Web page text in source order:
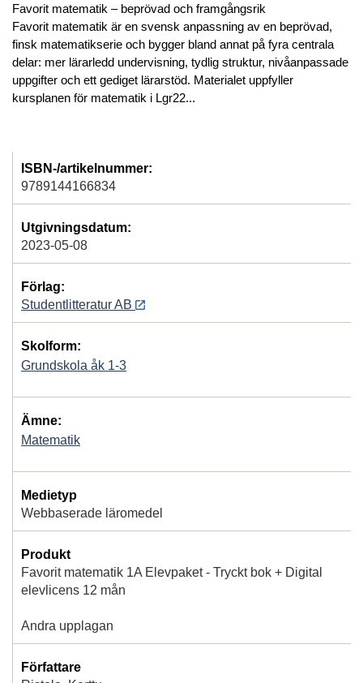
Favorit matematik – beprövad och framgångsrik
Favorit matematik är en svensk anpassning av en beprövad,
finsk matematikserie och bygger bland annat på fyra centrala
delar: mer lärarledd undervisning, tydlig struktur, nivåanpassade
uppgifter och ett gediget lärarstöd. Materialet uppfyller
kursplanen för matematik i Lgr22...
ISBN-/artikelnummer:
9789144166834
Utgivningsdatum:
2023-05-08
Förlag:
Studentlitteratur AB
Skolform:
Grundskola åk 1-3
Ämne:
Matematik
Medietyp
Webbaserade läromedel
Produkt
Favorit matematik 1A Elevpaket - Tryckt bok + Digital
elevlicens 12 mån
Andra upplagan
Författare